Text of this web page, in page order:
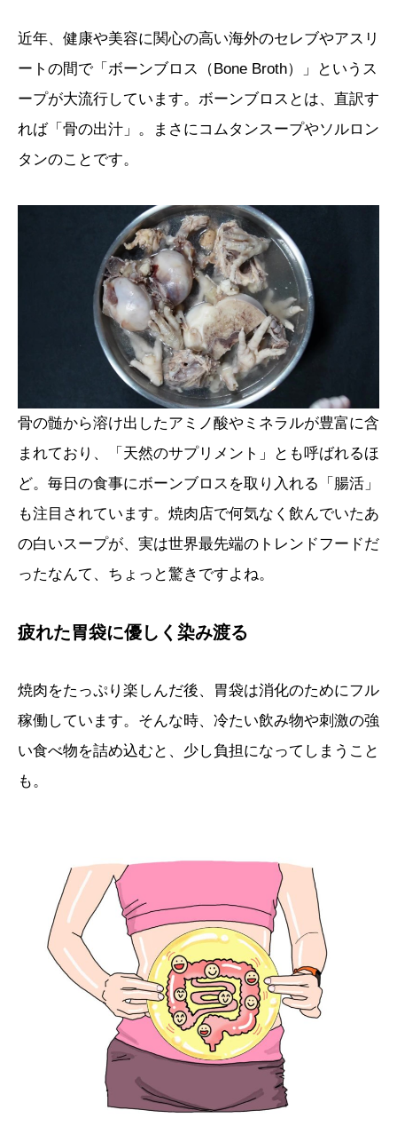
近年、健康や美容に関心の高い海外のセレブやアスリ
ートの間で「ボーンブロス（Bone Broth）」というス
ープが大流行しています。ボーンブロスとは、直訳す
れば「骨の出汁」。まさにコムタンスープやソルロン
タンのことです。
骨の髄から溶け出したアミノ酸やミネラルが豊富に含
まれており、「天然のサプリメント」とも呼ばれるほ
ど。毎日の食事にボーンブロスを取り入れる「腸活」
も注目されています。焼肉店で何気なく飲んでいたあ
の白いスープが、実は世界最先端のトレンドフードだ
ったなんて、ちょっと驚きですよね。
疲れた胃袋に優しく染み渡る
焼肉をたっぷり楽しんだ後、胃袋は消化のためにフル
稼働しています。そんな時、冷たい飲み物や刺激の強
い食べ物を詰め込むと、少し負担になってしまうこと
も。